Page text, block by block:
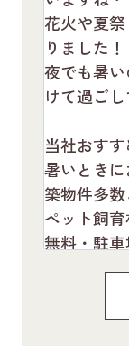
花火や夏
りました！
夜でも暑
けて過ご
当社おす
暑いとき
築物件多
ペット飼
無料・駐車
お気軽に
Pure